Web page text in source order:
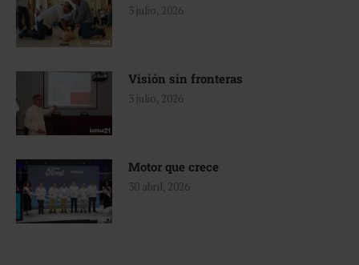
3 julio, 2026
Visión sin fronteras
3 julio, 2026
Motor que crece
30 abril, 2026